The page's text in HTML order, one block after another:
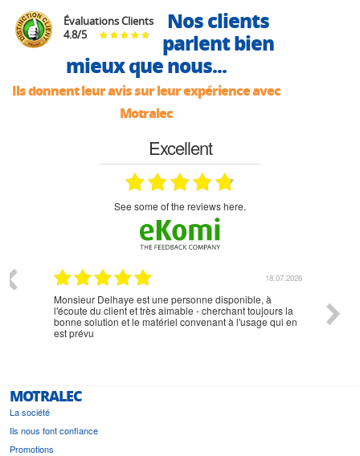
Évaluations Clients
4.8/5
Nos clients
parlent bien
mieux que nous...
Ils donnent leur avis sur leur expérience avec
Motralec
Excellent
see some of the reviews here.
18.07.2026
Monsieur Delhaye est une personne disponible, à
l'écoute du client et très aimable - cherchant toujours la
bonne solution et le matériel convenant à l'usage qui en
est prévu
MOTRALEC
La société
Ils nous font confiance
Promotions